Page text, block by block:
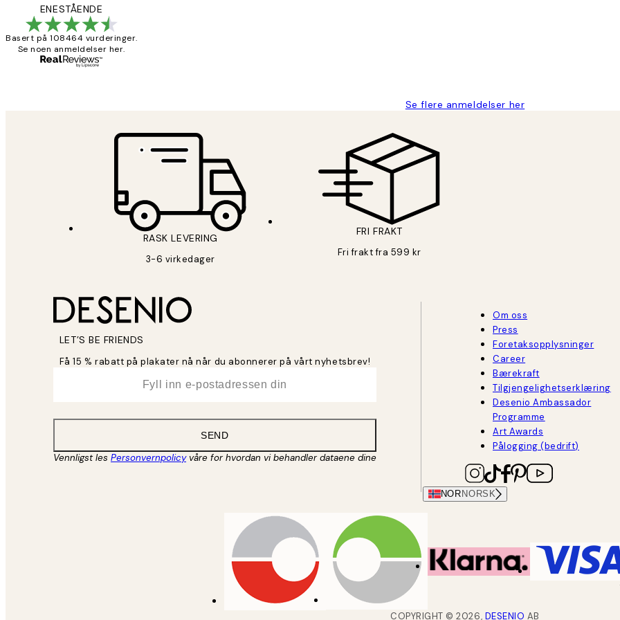
ENESTÅENDE
Basert på 108464 vurderinger.
Se noen anmeldelser her.
Se flere anmeldelser her
RASK LEVERING
3-6 virkedager
FRI FRAKT
Fri frakt fra 599 kr
LET’S BE FRIENDS
Få 15 % rabatt på plakater nå når du abonnerer på vårt nyhetsbrev!
SEND
Vennligst les Personvernpolicyvåre for hvordan vi behandler dataene dine
Om oss
Press
Foretaksopplysninger
Career
Bærekraft
Tilgjengelighetserklæring
Desenio Ambassador
Programme
Art Awards
Pålogging (bedrift)
NOR NORSK
COPYRIGHT ©2026, DESENIO AB